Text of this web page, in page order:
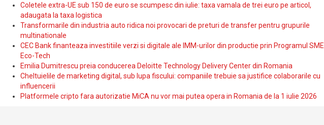
Coletele extra-UE sub 150 de euro se scumpesc din iulie: taxa vamala de trei euro pe articol,
adaugata la taxa logistica
Transformarile din industria auto ridica noi provocari de preturi de transfer pentru grupurile
multinationale
CEC Bank finanteaza investitiile verzi si digitale ale IMM-urilor din productie prin Programul SME
Eco-Tech
Emilia Dumitrescu preia conducerea Deloitte Technology Delivery Center din Romania
Cheltuielile de marketing digital, sub lupa fiscului: companiile trebuie sa justifice colaborarile cu
influencerii
Platformele cripto fara autorizatie MiCA nu vor mai putea opera in Romania de la 1 iulie 2026